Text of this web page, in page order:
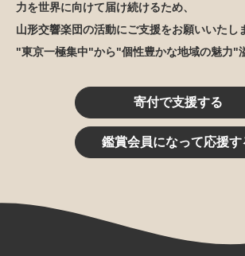
力を世界に向けて届け続けるため、
山形交響楽団の活動にご支援をお願いいたし
"東京一極集中"から"個性豊かな地域の魅力"
寄付で支援する
鑑賞会員になって応援す